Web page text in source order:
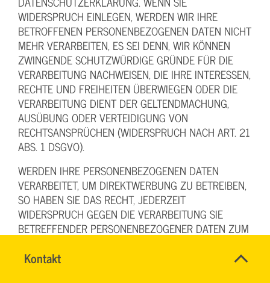
Kontakt
SYBILLE
Name*
WIDERSPRUCH EINLEGEN, WERDEN WIR IHRE
BETROFFENEN PERSONENBEZOGENEN DATEN NICHT
MEHR VERARBEITEN, ES SEI DENN, WIR KÖNNEN
ZWINGENDE SCHUTZWÜRDIGE GRÜNDE FÜR DIE
VERARBEITUNG NACHWEISEN, DIE IHRE INTERESSEN,
RECHTE UND FREIHEITEN ÜBERWIEGEN ODER DIE
VERARBEITUNG DIENT DER GELTENDMACHUNG,
AUSÜBUNG ODER VERTEIDIGUNG VON
RECHTSANSPRÜCHEN (WIDERSPRUCH NACH ART. 21
ABS. 1 DSGVO).
WERDEN IHRE PERSONENBEZOGENEN DATEN
VERARBEITET, UM DIREKTWERBUNG ZU BETREIBEN,
SO HABEN SIE DAS RECHT, JEDERZEIT
WIDERSPRUCH GEGEN DIE VERARBEITUNG SIE
BETREFFENDER PERSONENBEZOGENER DATEN ZUM
GILT AUCH FÜR DAS PROFILING, SOWEIT ES MIT